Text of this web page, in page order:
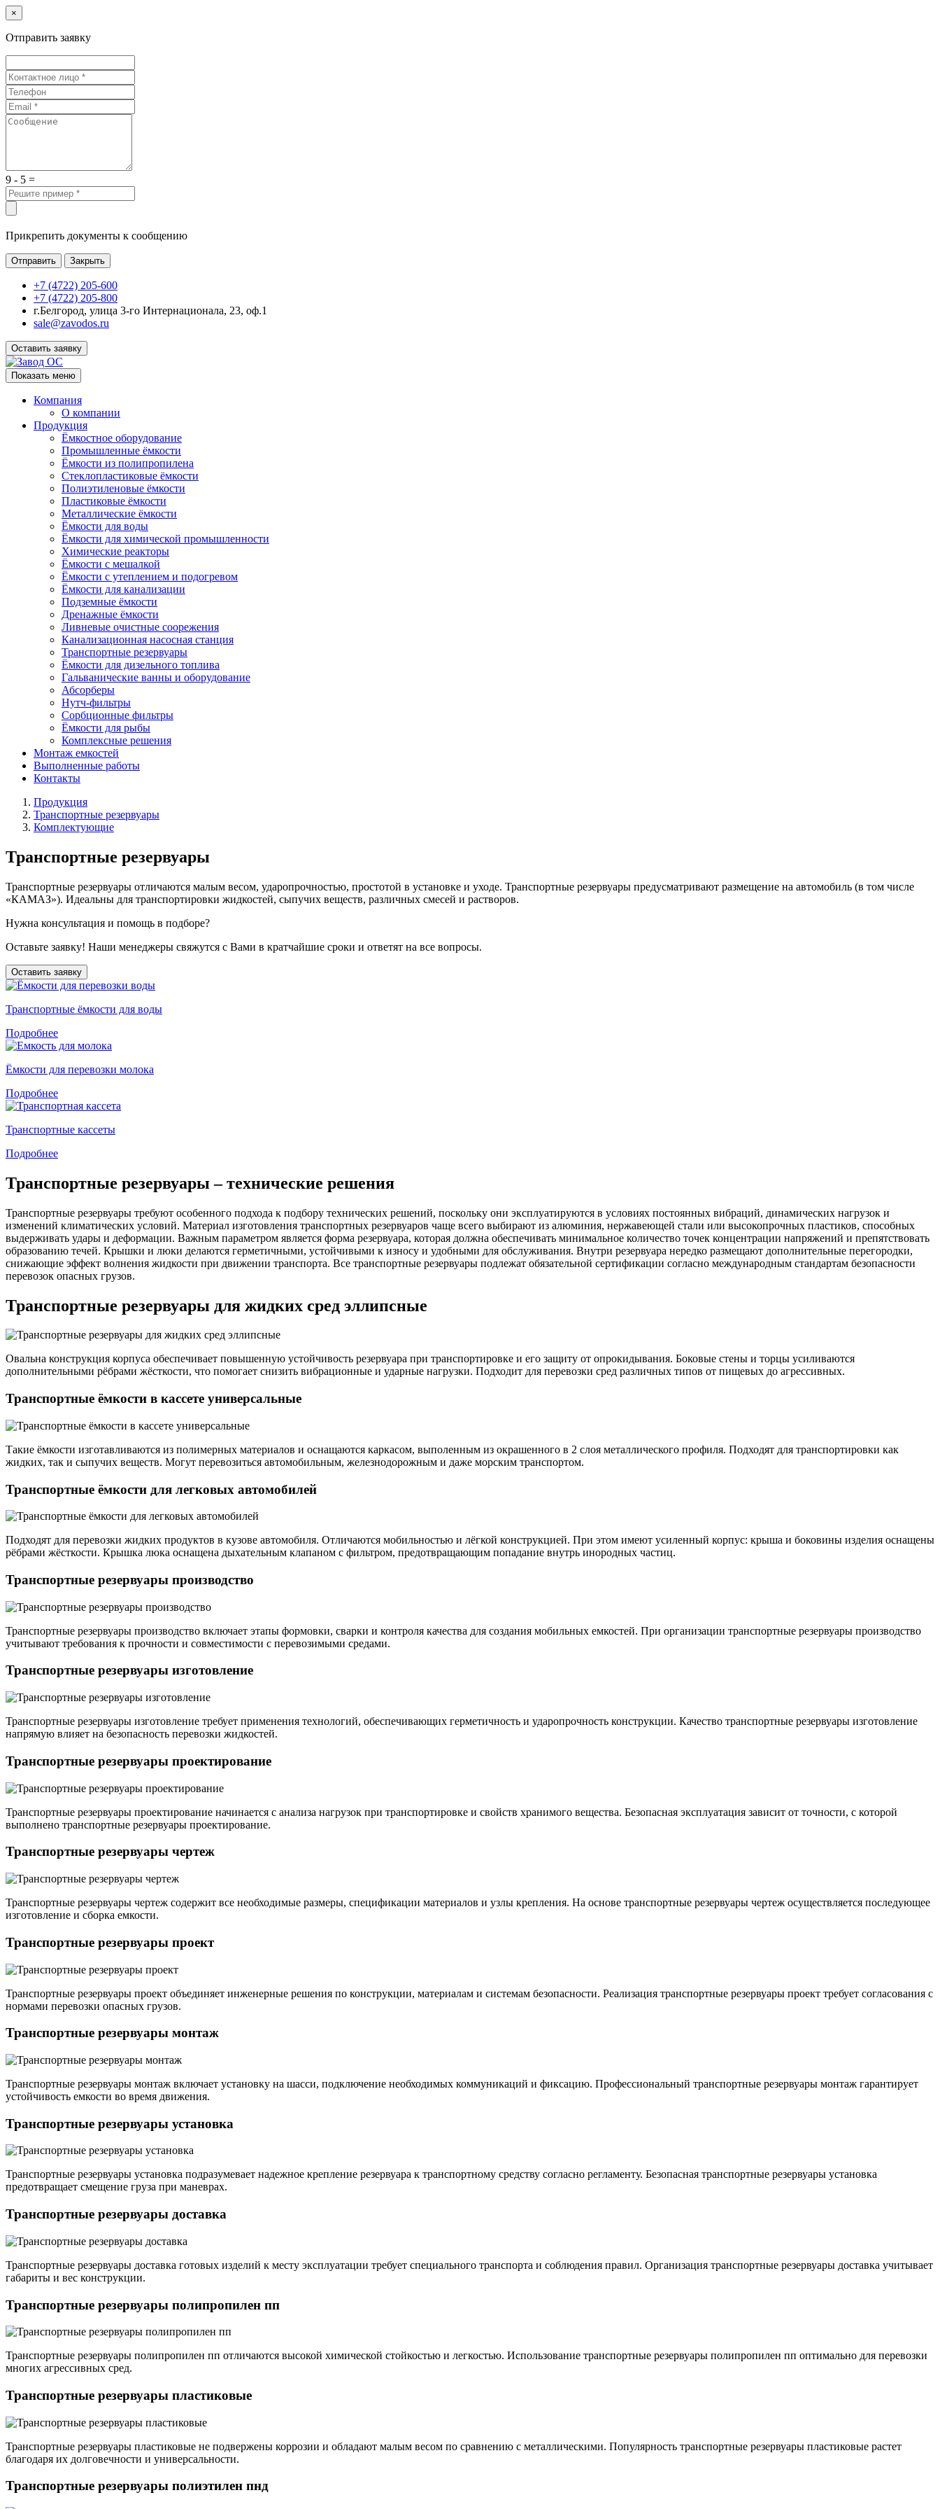
×
Отправить заявку
9 - 5 =
Прикрепить документы к сообщению
Отправить Закрыть
+7 (4722) 205-600
+7 (4722) 205-800
г.Белгород, улица 3-го Интернационала, 23, оф.1
sale@zavodos.ru
Оставить заявку
Показать меню
Компания
О компании
Продукция
Ёмкостное оборудование
Промышленные ёмкости
Ёмкости из полипропилена
Стеклопластиковые ёмкости
Полиэтиленовые ёмкости
Пластиковые ёмкости
Металлические ёмкости
Ёмкости для воды
Ёмкости для химической промышленности
Химические реакторы
Ёмкости с мешалкой
Ёмкости с утеплением и подогревом
Ёмкости для канализации
Подземные ёмкости
Дренажные ёмкости
Ливневые очистные соорежения
Канализационная насосная станция
Транспортные резервуары
Ёмкости для дизельного топлива
Гальванические ванны и оборудование
Абсорберы
Нутч-фильтры
Сорбционные фильтры
Ёмкости для рыбы
Комплексные решения
Монтаж емкостей
Выполненные работы
Контакты
Продукция
Транспортные резервуары
Комплектующие
Транспортные резервуары
Транспортные резервуары отличаются малым весом, ударопрочностью, простотой в установке и уходе. Транспортные резервуары предусматривают размещение на автомобиль (в том числе
«КАМАЗ»). Идеальны для транспортировки жидкостей, сыпучих веществ, различных смесей и растворов.
Нужна консультация и помощь в подборе?
Оставьте заявку! Наши менеджеры свяжутся с Вами в кратчайшие сроки и ответят на все вопросы.
Оставить заявку
Транспортные ёмкости для воды
Подробнее
Ёмкости для перевозки молока
Подробнее
Транспортные кассеты
Подробнее
Транспортные резервуары – технические решения
Транспортные резервуары требуют особенного подхода к подбору технических решений, поскольку они эксплуатируются в условиях постоянных вибраций, динамических нагрузок и
изменений климатических условий. Материал изготовления транспортных резервуаров чаще всего выбирают из алюминия, нержавеющей стали или высокопрочных пластиков, способных
выдерживать удары и деформации. Важным параметром является форма резервуара, которая должна обеспечивать минимальное количество точек концентрации напряжений и препятствовать
образованию течей. Крышки и люки делаются герметичными, устойчивыми к износу и удобными для обслуживания. Внутри резервуара нередко размещают дополнительные перегородки,
снижающие эффект волнения жидкости при движении транспорта. Все транспортные резервуары подлежат обязательной сертификации согласно международным стандартам безопасности
перевозок опасных грузов.
Транспортные резервуары для жидких сред эллипсные
Овальна конструкция корпуса обеспечивает повышенную устойчивость резервуара при транспортировке и его защиту от опрокидывания. Боковые стены и торцы усиливаются
дополнительными рёбрами жёсткости, что помогает снизить вибрационные и ударные нагрузки. Подходит для перевозки сред различных типов от пищевых до агрессивных.
Транспортные ёмкости в кассете универсальные
Такие ёмкости изготавливаются из полимерных материалов и оснащаются каркасом, выполенным из окрашенного в 2 слоя металлического профиля. Подходят для транспортировки как
жидких, так и сыпучих веществ. Могут перевозиться автомобильным, железнодорожным и даже морским транспортом.
Транспортные ёмкости для легковых автомобилей
Подходят для перевозки жидких продуктов в кузове автомобиля. Отличаются мобильностью и лёгкой конструкцией. При этом имеют усиленный корпус: крыша и боковины изделия оснащены
рёбрами жёсткости. Крышка люка оснащена дыхательным клапаном с фильтром, предотвращающим попадание внутрь инородных частиц.
Транспортные резервуары производство
Транспортные резервуары производство включает этапы формовки, сварки и контроля качества для создания мобильных емкостей. При организации транспортные резервуары производство
учитывают требования к прочности и совместимости с перевозимыми средами.
Транспортные резервуары изготовление
Транспортные резервуары изготовление требует применения технологий, обеспечивающих герметичность и ударопрочность конструкции. Качество транспортные резервуары изготовление
напрямую влияет на безопасность перевозки жидкостей.
Транспортные резервуары проектирование
Транспортные резервуары проектирование начинается с анализа нагрузок при транспортировке и свойств хранимого вещества. Безопасная эксплуатация зависит от точности, с которой
выполнено транспортные резервуары проектирование.
Транспортные резервуары чертеж
Транспортные резервуары чертеж содержит все необходимые размеры, спецификации материалов и узлы крепления. На основе транспортные резервуары чертеж осуществляется последующее
изготовление и сборка емкости.
Транспортные резервуары проект
Транспортные резервуары проект объединяет инженерные решения по конструкции, материалам и системам безопасности. Реализация транспортные резервуары проект требует согласования с
нормами перевозки опасных грузов.
Транспортные резервуары монтаж
Транспортные резервуары монтаж включает установку на шасси, подключение необходимых коммуникаций и фиксацию. Профессиональный транспортные резервуары монтаж гарантирует
устойчивость емкости во время движения.
Транспортные резервуары установка
Транспортные резервуары установка подразумевает надежное крепление резервуара к транспортному средству согласно регламенту. Безопасная транспортные резервуары установка
предотвращает смещение груза при маневрах.
Транспортные резервуары доставка
Транспортные резервуары доставка готовых изделий к месту эксплуатации требует специального транспорта и соблюдения правил. Организация транспортные резервуары доставка учитывает
габариты и вес конструкции.
Транспортные резервуары полипропилен пп
Транспортные резервуары полипропилен пп отличаются высокой химической стойкостью и легкостью. Использование транспортные резервуары полипропилен пп оптимально для перевозки
многих агрессивных сред.
Транспортные резервуары пластиковые
Транспортные резервуары пластиковые не подвержены коррозии и обладают малым весом по сравнению с металлическими. Популярность транспортные резервуары пластиковые растет
благодаря их долговечности и универсальности.
Транспортные резервуары полиэтилен пнд